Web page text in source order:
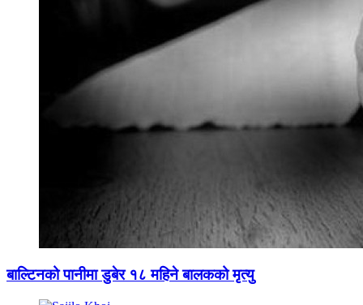
बाल्टिनको पानीमा डुबेर १८ महिने बालकको मृत्यु